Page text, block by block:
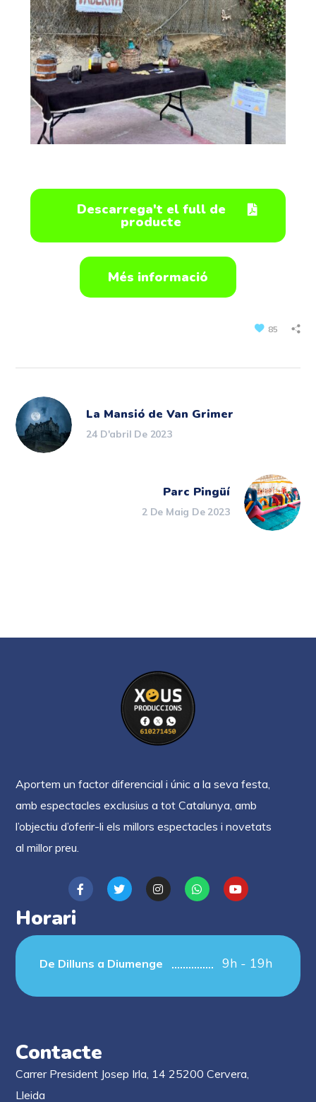
Descarrega't el full de
producte
Més informació
85
La Mansió de Van Grimer
24 D'abril De 2023
Parc Pingüí
2 De Maig De 2023
Aportem un factor diferencial i únic a la seva festa,
amb espectacles exclusius a tot Catalunya, amb
l’objectiu d’oferir-li els millors espectacles i novetats
al millor preu.
Horari
De Dilluns a Diumenge 9h - 19h
Contacte
Carrer President Josep Irla, 14 25200 Cervera,
Lleida